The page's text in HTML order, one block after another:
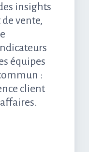
insights
vente,
équipes
:
client